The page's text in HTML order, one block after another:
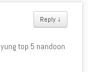
Reply ↓
top 5 nandoon